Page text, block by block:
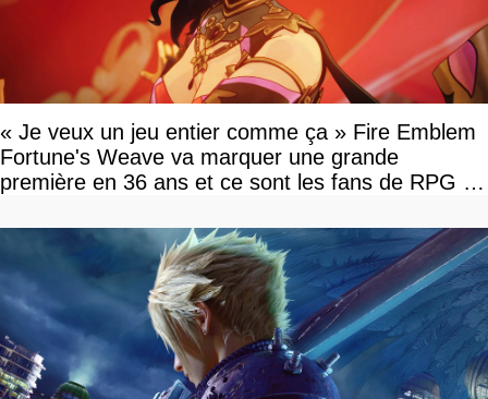
« Je veux un jeu entier comme ça » Fire Emblem
Fortune's Weave va marquer une grande
première en 36 ans et ce sont les fans de RPG en